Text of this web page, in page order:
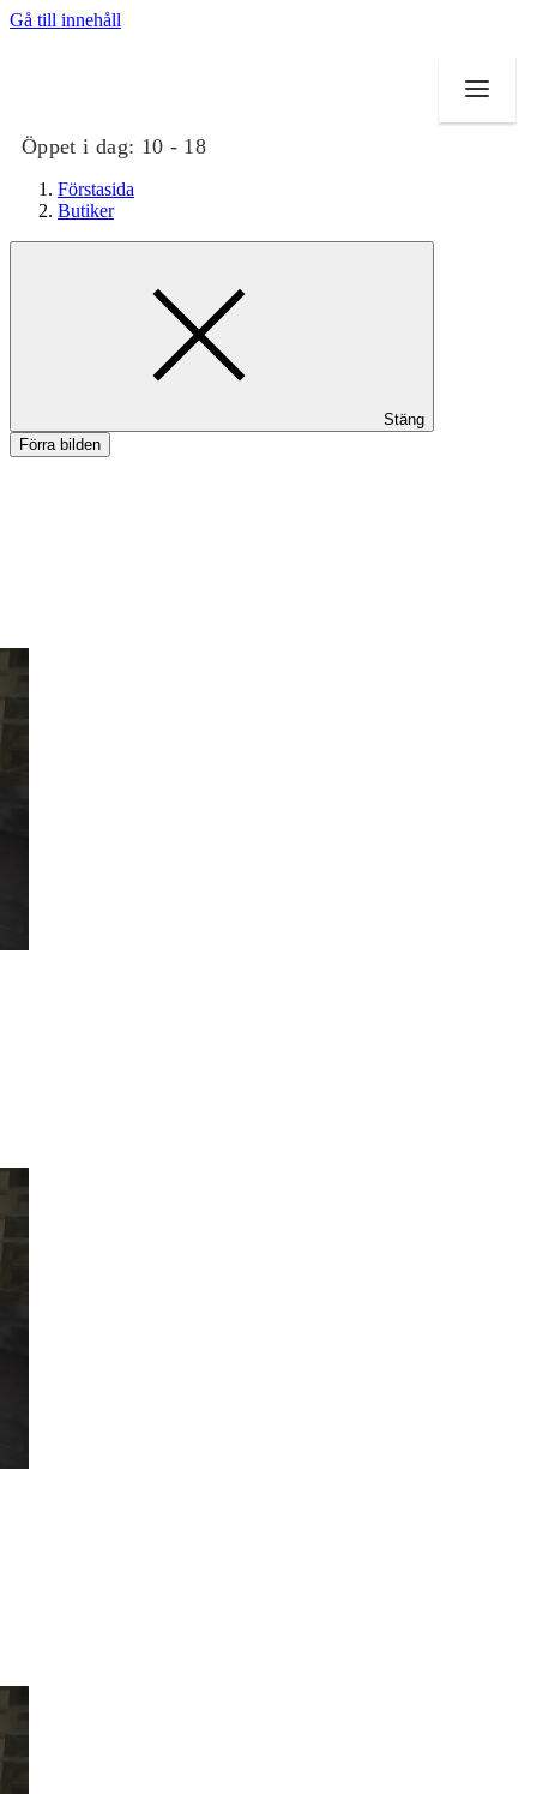
Gå till innehåll
Öppet i dag: 10 - 18
Mat och dryck
Erbjudanden
Förstasida
Butiker
Stäng
Förra bilden